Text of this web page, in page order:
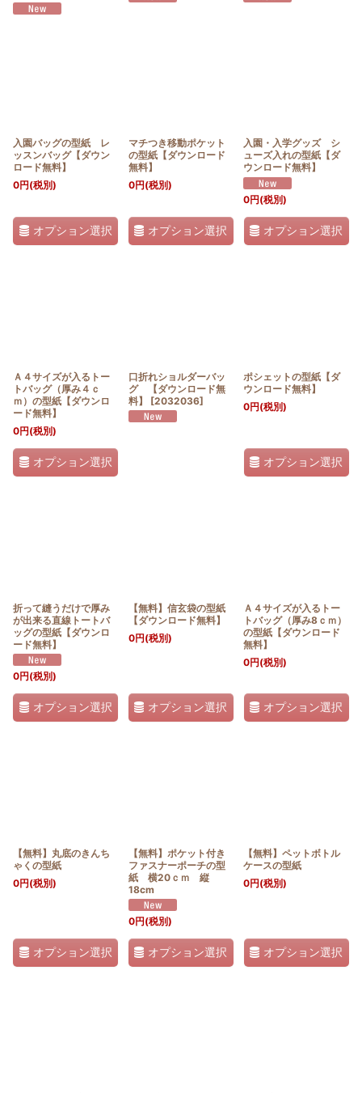
入園バッグの型紙 レ
ッスンバッグ【ダウン
ロード無料】
0円(税別)
オプション選択
マチつき移動ポケット
の型紙【ダウンロード
無料】
0円(税別)
オプション選択
入園・入学グッズ シ
ューズ入れの型紙【ダ
ウンロード無料】
0円(税別)
オプション選択
Ａ４サイズが入るトー
トバッグ（厚み４ｃ
ｍ）の型紙【ダウンロ
ード無料】
0円(税別)
オプション選択
口折れショルダーバッ
グ 【ダウンロード無
料】
[2032036]
ポシェットの型紙【ダ
ウンロード無料】
0円(税別)
オプション選択
折って縫うだけで厚み
が出来る直線トートバ
ッグの型紙【ダウンロ
ード無料】
0円(税別)
オプション選択
【無料】信玄袋の型紙
【ダウンロード無料】
0円(税別)
オプション選択
Ａ４サイズが入るトー
トバッグ（厚み8ｃｍ）
の型紙【ダウンロード
無料】
0円(税別)
オプション選択
【無料】丸底のきんち
ゃくの型紙
0円(税別)
オプション選択
【無料】ポケット付き
ファスナーポーチの型
紙 横20ｃｍ 縦
18cm
0円(税別)
オプション選択
【無料】ペットボトル
ケースの型紙
0円(税別)
オプション選択